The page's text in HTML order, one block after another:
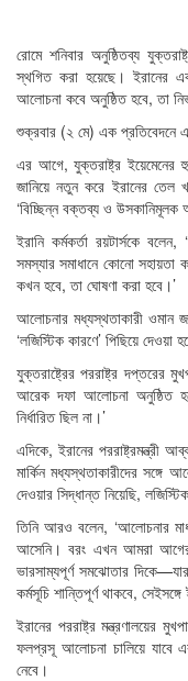
রোমে শনিবার অনুষ্ঠিতব্য
স্থগিত করা হয়েছে। ইরানের
আলোচনা কবে অনুষ্ঠিত হবে, তা
শুক্রবার (২ মে) এক প্রতিবেদনে
এর আগে, যুক্তরাষ্ট্র ইয়েমেনের
জানিয়ে নতুন করে ইরানের তেল
‘বিচ্ছিন্ন বক্তব্য ও
ইরানি কর্মকর্তা রয়টার্সকে
সমস্যার সমাধানে কোনো সহায়তা
কখন হবে, তা ঘোষণা করা হবে।’
আলোচনার মধ্যস্থতাকারী ওমান
‘লজিস্টিক কারণে’ পিছিয়ে দেওয়া
যুক্তরাষ্ট্রের পররাষ্ট্র দপ্তরের
আরেক দফা আলোচনা অনুষ্ঠিত
নির্ধারিত ছিল না।’
এদিকে, ইরানের পররাষ্ট্রমন্ত্রী
মার্কিন মধ্যস্থতাকারীদের
দেওয়ার সিদ্ধান্ত নিয়েছি,
তিনি আরও বলেন, ‘আলোচনার
আসেনি। বরং এখন আমরা
ভারসাম্যপূর্ণ সমঝোতার দিকে—যার
কর্মসূচি শান্তিপূর্ণ থাকবে,
ইরানের পররাষ্ট্র মন্ত্রণালয়ের
ফলপ্রসূ আলোচনা চালিয়ে যাবে
নেবে।